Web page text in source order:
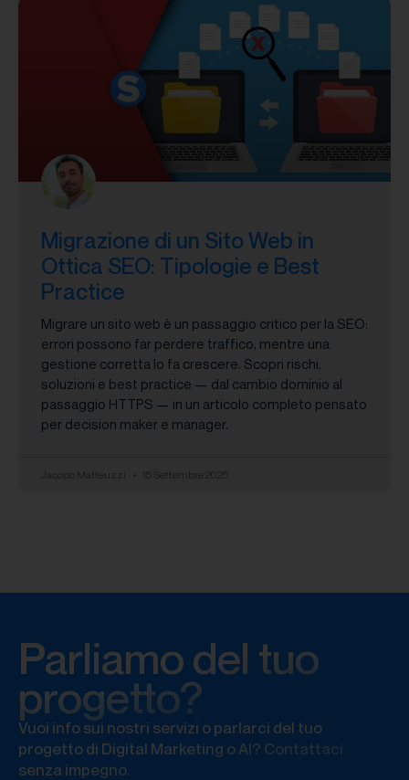
Migrazione di un Sito Web in
Ottica SEO: Tipologie e Best
Practice
Migrare un sito web è un passaggio critico per la SEO:
errori possono far perdere traffico, mentre una
gestione corretta lo fa crescere. Scopri rischi,
soluzioni e best practice — dal cambio dominio al
passaggio HTTPS — in un articolo completo pensato
per decision maker e manager.
Parliamo del tuo
progetto?
Vuoi info sui nostri servizi o parlarci del tuo
progetto di Digital Marketing o AI? Contattaci
senza impegno.